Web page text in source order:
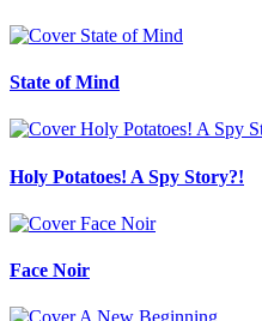
State of Mind
Holy Potatoes! A Spy Story?!
Face Noir